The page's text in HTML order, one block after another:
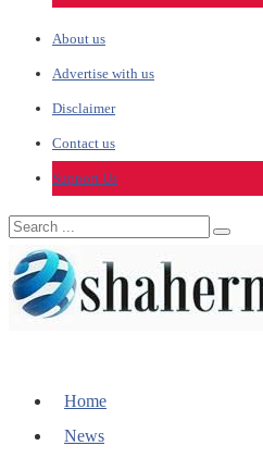
About us
Advertise with us
Disclaimer
Contact us
Support Us
Home
News